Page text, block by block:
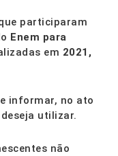
participaram
Enem para
em 2021,
informar, no ato
utilizar.
não